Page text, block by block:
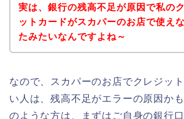
実は、銀行の残高不足が原因で私の
ットカードがスカパーのお店で使え
たみたいなんですよね～
なので、スカパーのお店でクレジッ
い人は、残高不足がエラーの原因か
のような方は、まずはご自身の銀行